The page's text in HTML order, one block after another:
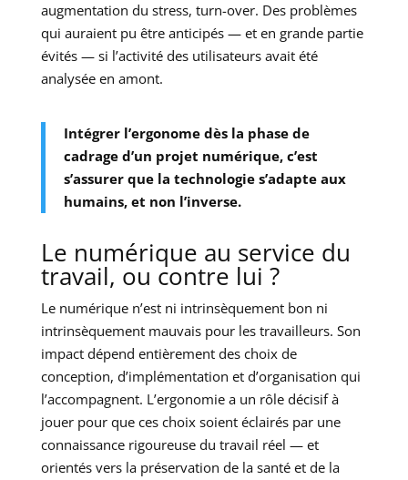
augmentation du stress, turn-over. Des problèmes
qui auraient pu être anticipés — et en grande partie
évités — si l’activité des utilisateurs avait été
analysée en amont.
Intégrer l’ergonome dès la phase de
cadrage d’un projet numérique, c’est
s’assurer que la technologie s’adapte aux
humains, et non l’inverse.
Le numérique au service du
travail, ou contre lui ?
Le numérique n’est ni intrinsèquement bon ni
intrinsèquement mauvais pour les travailleurs. Son
impact dépend entièrement des choix de
conception, d’implémentation et d’organisation qui
l’accompagnent. L’ergonomie a un rôle décisif à
jouer pour que ces choix soient éclairés par une
connaissance rigoureuse du travail réel — et
orientés vers la préservation de la santé et de la